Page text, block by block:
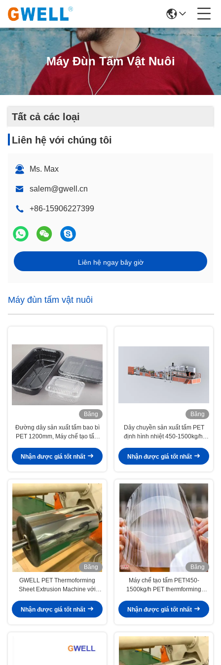
Máy Đùn Tấm Vật Nuôi
Tất cả các loại
Liên hệ với chúng tôi
Ms. Max
salem@gwell.cn
+86-15906227399
Liên hệ ngay bây giờ
Máy đùn tấm vật nuôi
Băng
hình
Đường dây sản xuất tấm bao bì
PET 1200mm, Máy chế tạo tấm
Nhận được giá tốt nhất
Băng
hình
Dây chuyền sản xuất tấm PET
định hình nhiệt 450-1500kg/h,
cần quá trình kết tinh và sấy khô
Nhận được giá tốt nhất
Băng
hình
GWELL PET Thermoforming
Sheet Extrusion Machine với
dày 0,2-1,5mm cho thùng thực
phẩm trong suốt
Nhận được giá tốt nhất
Băng
hình
Máy chế tạo tấm PET!450-
1500kg/h PET thermforming
kế vít đôi rộng không có quá trình
tinh thể hóa và sấy
Nhận được giá tốt nhất